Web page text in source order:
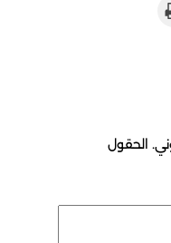
الحقول